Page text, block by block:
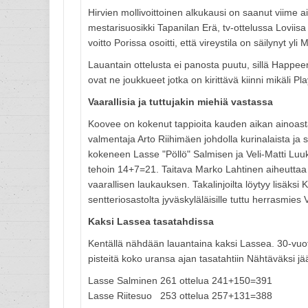
Hirvien mollivoittoinen alkukausi on saanut viime
mestarisuosikki Tapanilan Erä, tv-ottelussa
voitto Porissa osoitti, että vireystila on säilynyt yli
Lauantain ottelusta ei panosta puutu, sillä
ovat ne joukkueet jotka on kirittävä kiinni mikäli
Vaarallisia ja tuttujakin miehiä vastassa
Koovee on kokenut tappioita kauden aikan
valmentaja Arto Riihimäen johdolla kurinalaista ja
kokeneen Lasse "Pöllö" Salmisen ja Veli-Matti
tehoin 14+7=21. Taitava Marko Lahtinen
vaarallisen laukauksen. Takalinjoilta löytyy lisäksi
sentteriosastolta jyväskyläläisille tuttu herrasmies
Kaksi Lassea tasatahdissa
Kentällä nähdään lauantaina kaksi Lassea. 30-
pisteitä koko uransa ajan tasatahtiin Nähtäväksi
Lasse Salminen 261 ottelua 241+150=391
Lasse Riitesuo 253 ottelua 257+131=388